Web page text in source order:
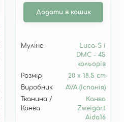
Додати в кошик
Муліне
Luca-S i
DMC - 45
кольорів
Розмір
20 x 18.5 cm
Виробник
AVA (Іспанія)
Тканина /
Канва
Канва
Zweigart
Aida16